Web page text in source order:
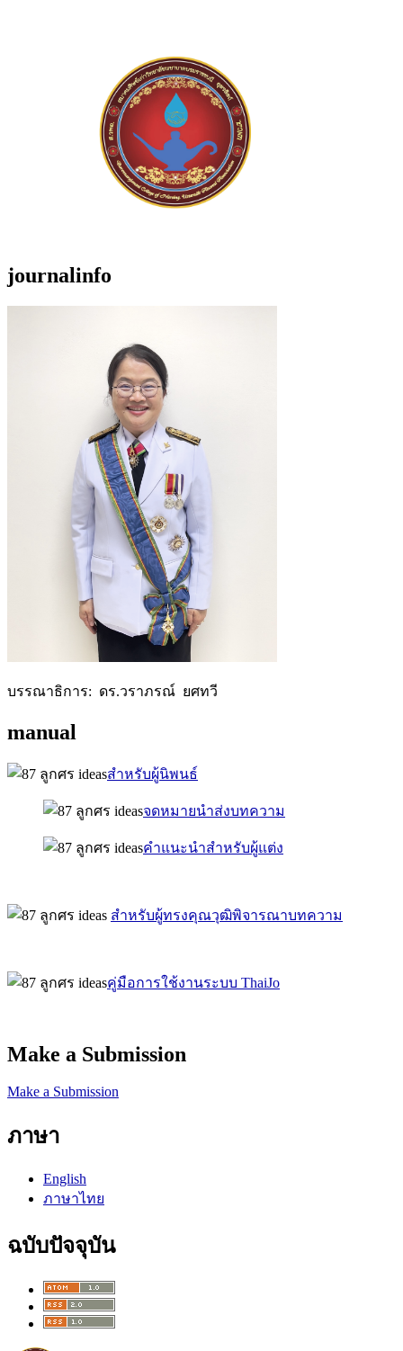
journalinfo
บรรณาธิการ: ดร.วราภรณ์ ยศทวี
manual
สำหรับผู้นิพนธ์
จดหมายนำส่งบทความ
คำแนะนำสำหรับผู้แต่ง
สำหรับผู้ทรงคุณวุฒิพิจารณาบทความ
คู่มือการใช้งานระบบ ThaiJo
Make a Submission
Make a Submission
ภาษา
English
ภาษาไทย
ฉบับปัจจุบัน